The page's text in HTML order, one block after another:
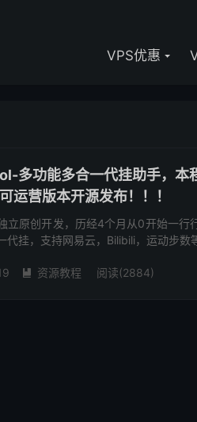
VPS优惠
多功能多合一代挂助手，本
运营版本开源发布！！！
立原创开发，历经4个月从0开始一行
代挂，支持网易云，Bilibili，运动步数
 资源教程 阅读(2884)